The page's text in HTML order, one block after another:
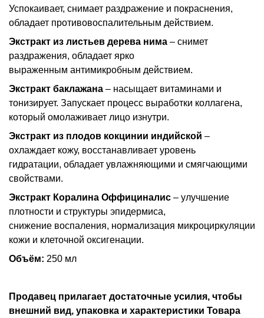
Успокаивает, снимает раздражение и покраснения,
обладает противовоспалительным действием.
Экстракт из листьев дерева нима – снимет
раздражения, обладает ярко
выраженным антимикробным действием.
Экстракт баклажана – насыщает витаминами и
тонизирует. Запускает процесс выработки коллагена,
который омолаживает лицо изнутри.
Экстракт из плодов кокцинии индийской –
охлаждает кожу, восстанавливает уровень
гидратации, обладает увлажняющими и смягчающими
свойствами.
Экстракт Коралина Оффициналис – улучшение
плотности и структуры эпидермиса,
снижение воспаления, нормализация микроциркуляции
кожи и клеточной оксигенации.
Объём: 250 мл
Продавец прилагает достаточные усилия, чтобы
внешний вид, упаковка и характеристики Товара